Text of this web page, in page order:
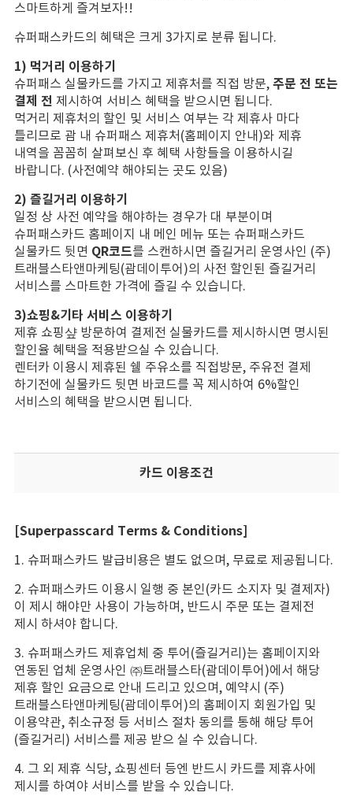
스마트하게 즐겨보자!!
슈퍼패스카드의 혜택은 크게 3가지로 분류 됩니다.
1) 먹거리 이용하기
슈퍼패스 실물카드를 가지고 제휴처를 직접 방문, 주문 전 또는
결제 전 제시하여 서비스 혜택을 받으시면 됩니다.
먹거리 제휴처의 할인 및 서비스 여부는 각 제휴사 마다
틀리므로 괌 내 슈퍼패스 제휴처(홈페이지 안내)와 제휴
내역을 꼼꼼히 살펴보신 후 혜택 사항들을 이용하시길
바랍니다. (사전예약 해야되는 곳도 있음)
2) 즐길거리 이용하기
일정 상 사전 예약을 해야하는 경우가 대 부분이며
슈퍼패스카드 홈페이지 내 메인 메뉴 또는 슈퍼패스카드
실물카드 뒷면 QR코드를 스캔하시면 즐길거리 운영사인 (주)
트래블스타앤마케팅(괌데이투어)의 사전 할인된 즐길거리
서비스를 스마트한 가격에 즐길 수 있습니다.
3)쇼핑&기타 서비스 이용하기
제휴 쇼핑샾 방문하여 결제전 실물카드를 제시하시면 명시된
할인율 혜택을 적용받으실 수 있습니다.
렌터카 이용시 제휴된 쉘 주유소를 직접방문, 주유전 결제
하기전에 실물카드 뒷면 바코드를 꼭 제시하여 6%할인
서비스의 혜택을 받으시면 됩니다.
카드 이용조건
[Superpasscard Terms & Conditions]
1. 슈퍼패스카드 발급비용은 별도 없으며, 무료로 제공됩니다.
2. 슈퍼패스카드 이용시 일행 중 본인(카드 소지자 및 결제자)
이 제시 해야만 사용이 가능하며, 반드시 주문 또는 결제전
제시 하셔야 합니다.
3. 슈퍼패스카드 제휴업체 중 투어(즐길거리)는 홈페이지와
연동된 업체 운영사인 ㈜트래블스타(괌데이투어)에서 해당
제휴 할인 요금으로 안내 드리고 있으며, 예약시 (주)
트래블스타앤마케팅(괌데이투어)의 홈페이지 회원가입 및
이용약관, 취소규정 등 서비스 절차 동의를 통해 해당 투어
(즐길거리) 서비스를 제공 받으 실 수 있습니다.
4. 그 외 제휴 식당, 쇼핑센터 등엔 반드시 카드를 제휴사에
제시를 하여야 서비스를 받을 수 있습니다.